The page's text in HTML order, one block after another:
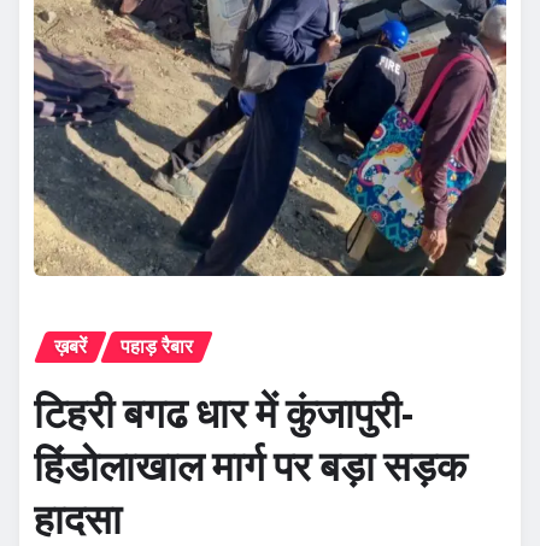
ख़बरें पहाड़ रैबार
टिहरी बगढ धार में कुंजापुरी-
हिंडोलाखाल मार्ग पर बड़ा सड़क
हादसा